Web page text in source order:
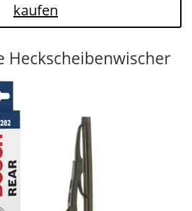
kaufen
Heckscheibenwischer